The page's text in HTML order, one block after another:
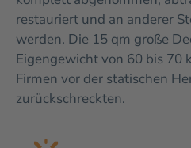
restauriert und an anderer
werden. Die 15 qm große
Eigengewicht von 60 bis 70
Firmen vor der statischen
zurückschreckten.